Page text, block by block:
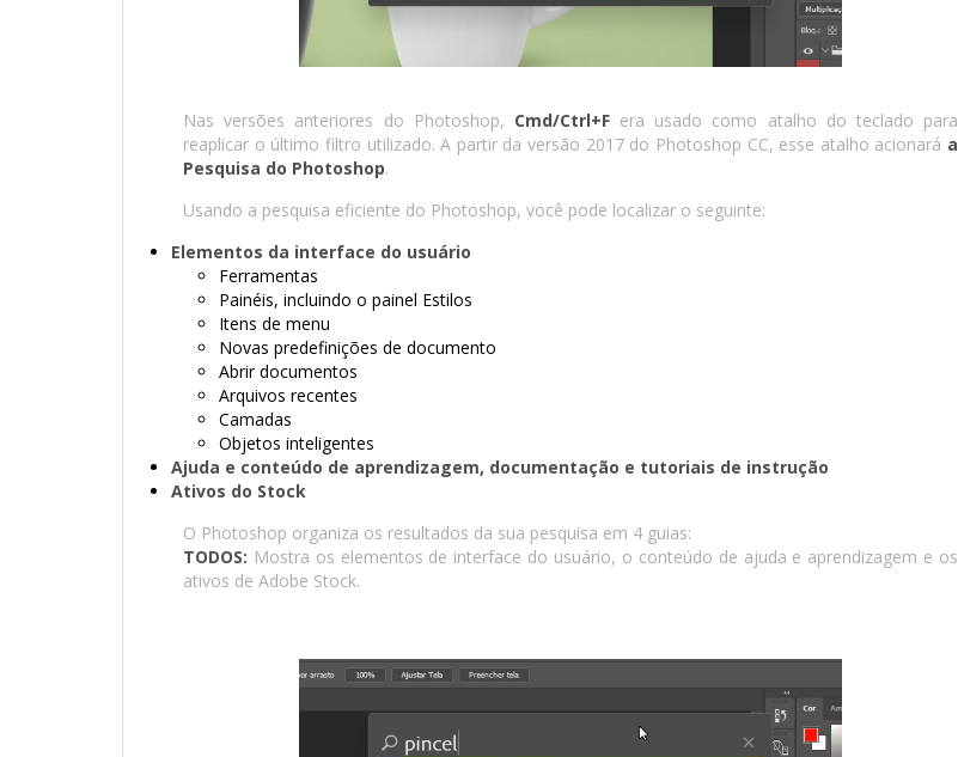
Nas versões anteriores do Photoshop, Cmd/Ctrl+Fera usado como atalho do teclado para
reaplicar o último filtro utilizado. A partir da versão 2017 do Photoshop CC, esse atalho acionará a
Pesquisa do Photoshop.
Usando a pesquisa eficiente do Photoshop, você pode localizar o seguinte:
Elementos da interface do usuário
Ferramentas
Painéis, incluindo o painel Estilos
Itens de menu
Novas predefinições de documento
Abrir documentos
Arquivos recentes
Camadas
Objetos inteligentes
Ajuda e conteúdo de aprendizagem, documentação e tutoriais de instrução
Ativos do Stock
O Photoshop organiza os resultados da sua pesquisa em 4 guias:
TODOS: Mostra os elementos de interface do usuário, o conteúdo de ajuda e aprendizagem e os
ativos de Adobe Stock.